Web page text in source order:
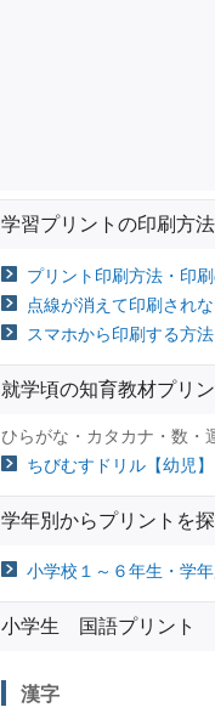
学習プリントの印刷方法
プリント印刷方法・印
点線が消えて印刷され
スマホから印刷する方法
就学頃の知育教材プリン
ひらがな・カタカナ・数・
ちびむすドリル【幼児】
学年別からプリントを
小学校１～６年生・学
小学生 国語プリント
漢字